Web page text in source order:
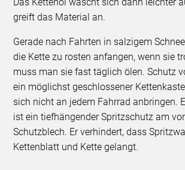
greift das Material an.
Gerade nach Fahrten in salzigem
die Kette zu rosten anfangen, wenn sie
muss man sie fast täglich ölen. Schutz
ein möglichst geschlossener
sich nicht an jedem Fahrrad anbringen.
ist ein tiefhängender Spritzschutz am
Schutzblech. Er verhindert, dass
Kettenblatt und Kette gelangt.